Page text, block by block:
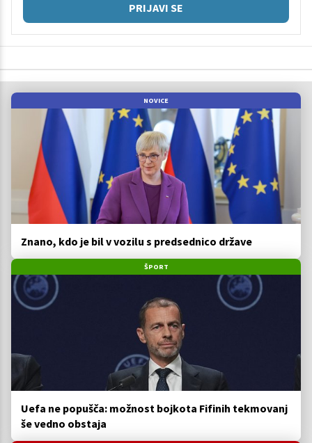
PRIJAVI SE
NOVICE
Znano, kdo je bil v vozilu s predsednico države
ŠPORT
Uefa ne popušča: možnost bojkota Fifinih tekmovanj
še vedno obstaja